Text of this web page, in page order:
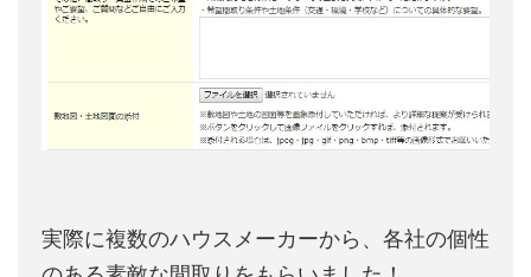
実際に複数のハウスメーカーから、各社の個性